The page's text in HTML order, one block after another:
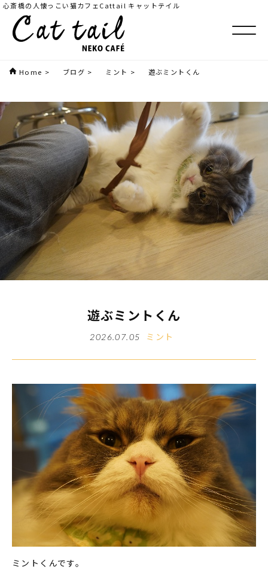
心斎橋の人懐っこい猫カフェCattail キャットテイル
Home > ブログ > ミント > 遊ぶミントくん
遊ぶミントくん
2026.07.05 ミント
ミントくんです。